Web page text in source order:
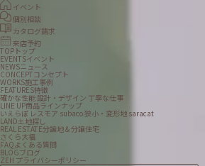
イベント
個別相談
カタログ請求
来店予約
TOP トップ
EVENTSイベント
NEWSニュース
CONCEPTコンセプト
WORKS施工事例
FEATURES特徴
確かな性能 設計・デザイン 丁寧な仕事
LINE UP商品ラインナップ
いえらぼ レスモア subaco狭小・変形地 saracat
LAND土地探し
REAL ESTATE分譲地＆分譲住宅
さくら大福
FAQよくある質問
BLOGブログ
ZEH プライバシーポリシー